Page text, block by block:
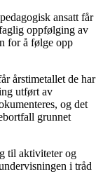
ansatt får
oppfølging av
for å følge opp
årstimetallet de har
utført av
og det
grunnet
til aktiviteter og
i tråd